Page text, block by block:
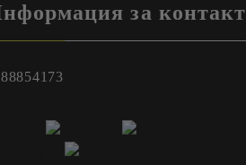
за контакт